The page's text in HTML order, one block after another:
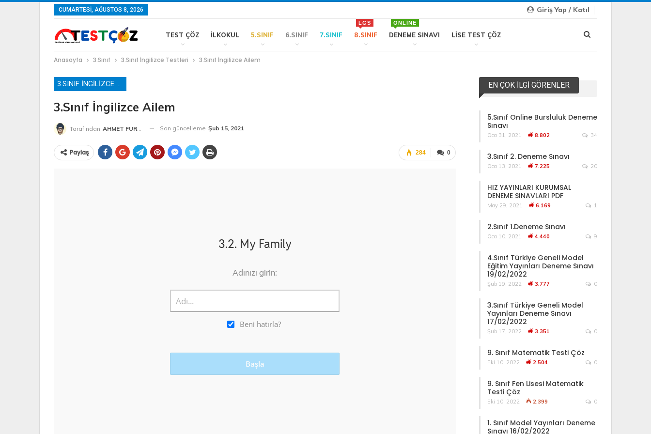
Giriş Yap / Katıl
CUMARTESI, AĞUSTOS 8, 2026
TEST ÇÖZ İLKOKUL 5.SINIF 6.SINIF 7.SINIF 8.SINIF
LGS
DENEME SINAVI
ONLINE
LISE TEST ÇÖZ
Anasayfa 3.Sınıf 3.Sınıf İngilizce Testleri 3.Sınıf İngilizce Ailem
3.SINIF İNGILIZCE TESTLERI
3.Sınıf İngilizce Ailem
Tarafından AHMET FURKAN HOCA Son güncelleme Şub 15, 2021
0
284
Paylaş
EN ÇOK İLGI GÖRENLER
5.Sınıf Online Bursluluk Deneme
Sınavı
Oca 31, 2021 8.802 34
3.Sınıf 2. Deneme Sınavı
Oca 13, 2021 7.225 20
HIZ YAYINLARI KURUMSAL
DENEME SINAVLARI PDF
May 29, 2021 6.169 1
2.Sınıf 1.Deneme Sınavı
Oca 10, 2021 4.440 9
4.Sınıf Türkiye Geneli Model
Eğitim Yayınları Deneme Sınavı
19/02/2022
Şub 19, 2022 3.777 0
3.Sınıf Türkiye Geneli Model
Yayınları Deneme Sınavı
17/02/2022
Şub 17, 2022 3.351 0
9. Sınıf Matematik Testi Çöz
Eki 10, 2022 2.504 0
9. Sınıf Fen Lisesi Matematik
Testi Çöz
Eki 10, 2022 2.399 0
1. Sınıf Model Yayınları Deneme
Sınavı 16/02/2022